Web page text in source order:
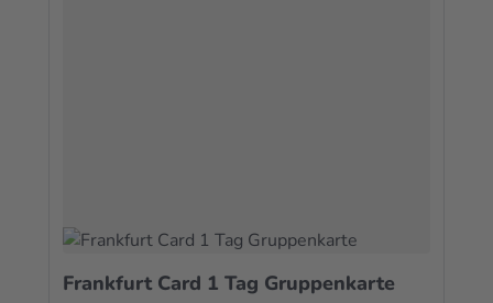
Frankfurt Card 1 Tag Gruppenkarte